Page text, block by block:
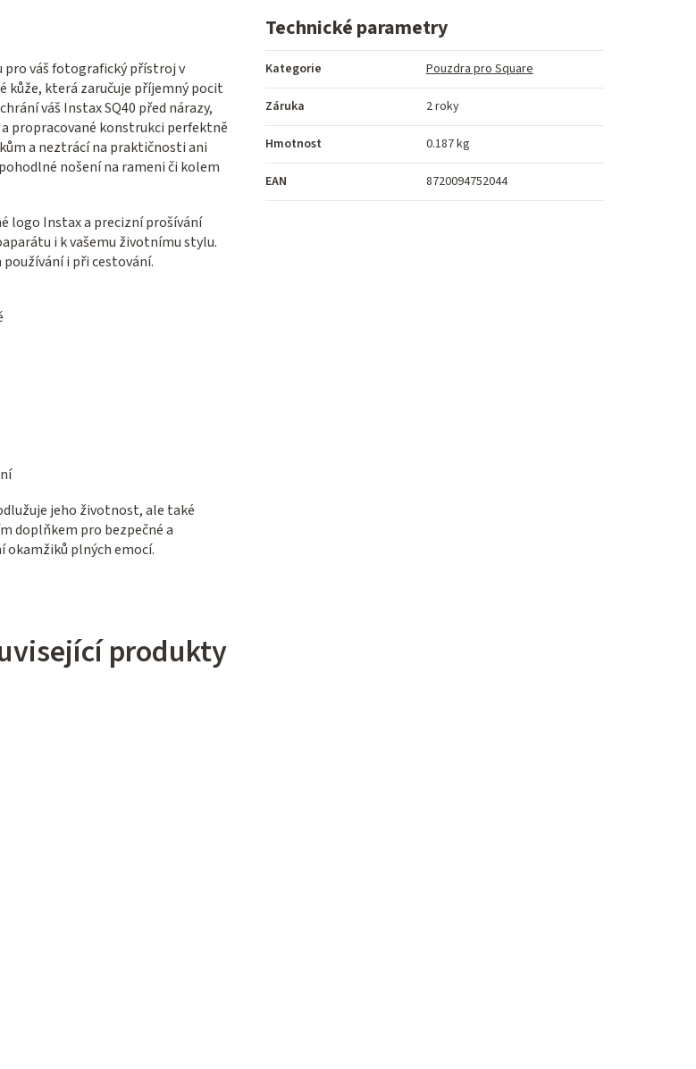
pro váš fotografický přístroj v
kůže, která zaručuje příjemný pocit
váš Instax SQ40 před nárazy,
propracované konstrukci perfektně
a neztrácí na praktičnosti ani
nošení na rameni či kolem
logo Instax a precizní prošívání
i k vašemu životnímu stylu.
i při cestování.
jeho životnost, ale také
doplňkem pro bezpečné a
okamžiků plných emocí.
Technické parametry
Kategorie Pouzdra pro Square
Záruka 2 roky
Hmotnost 0.187 kg
EAN 8720094752044
produkty